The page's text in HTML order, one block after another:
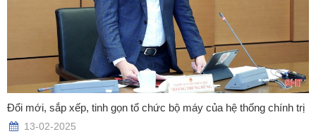
Đổi mới, sắp xếp, tinh gọn tổ chức bộ máy của hệ thống chính trị
13-02-2025